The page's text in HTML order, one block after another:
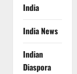
India
India News
Indian
Diaspora